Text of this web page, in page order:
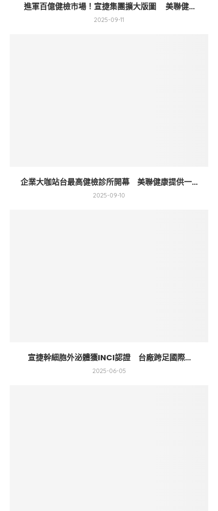
進軍百億健檢市場！宣捷集團擴大版圖 美聯健...
2025-09-11
企業大咖站台最高健檢診所開幕 美聯健康提供一...
2025-09-10
宣捷幹細胞外泌體獲INCI認證 台廠跨足國際...
2025-06-05